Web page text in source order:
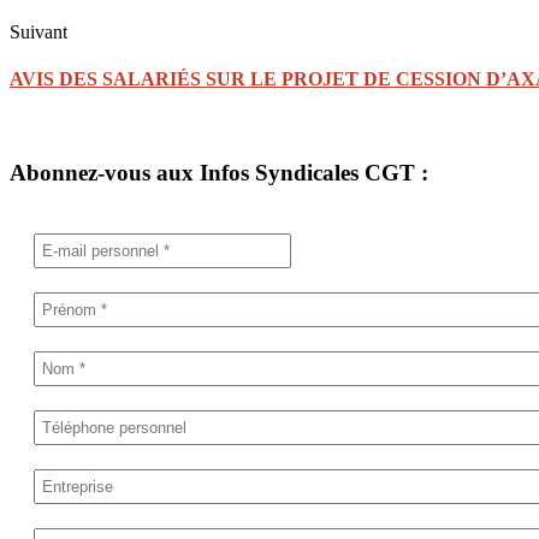
Suivant
AVIS DES SALARIÉS SUR LE PROJET DE CESSION
Abonnez-vous aux Infos Syndicales CGT :